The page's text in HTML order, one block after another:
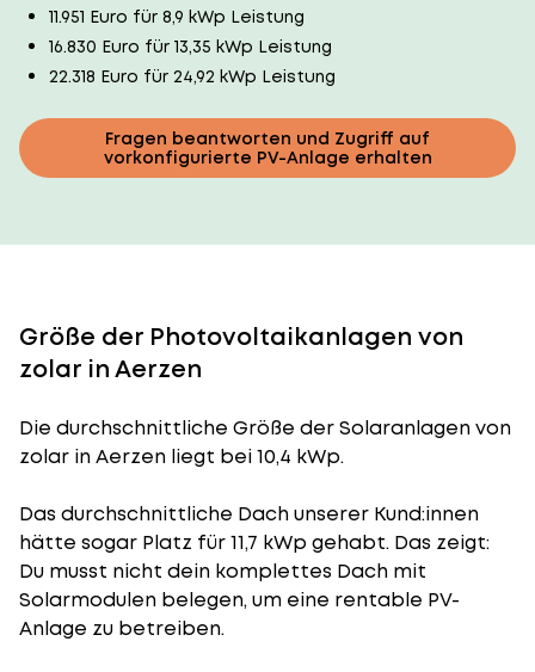
11.951 Euro für 8,9 kWp Leistung
16.830 Euro für 13,35 kWp Leistung
22.318 Euro für 24,92 kWp Leistung
Fragen beantworten und Zugriff auf
vorkonfigurierte PV-Anlage erhalten
Größe der Photovoltaikanlagen von
zolar in Aerzen
Die durchschnittliche Größe der Solaranlagenvon
zolar in Aerzen liegt bei 10,4 kWp.
Das durchschnittliche Dach unserer Kund:innen
hätte sogar Platz für 11,7 kWp gehabt. Das zeigt:
Du musst nicht dein komplettes Dach mit
Solarmodulen belegen, um eine rentable PV-
Anlage zu betreiben.